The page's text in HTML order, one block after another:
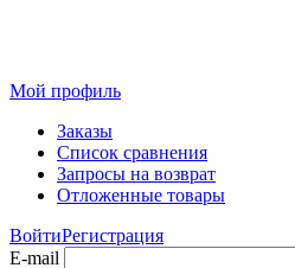
Мой профиль
Заказы
Список сравнения
Запросы на возврат
Отложенные товары
ВойтиРегистрация
E-mail